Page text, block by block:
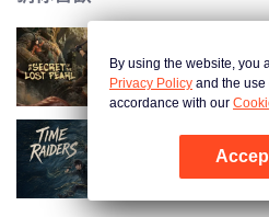
明珠奇譚
吳邪私家筆記
By using the website, you
Privacy Policy and the use
accordance with our